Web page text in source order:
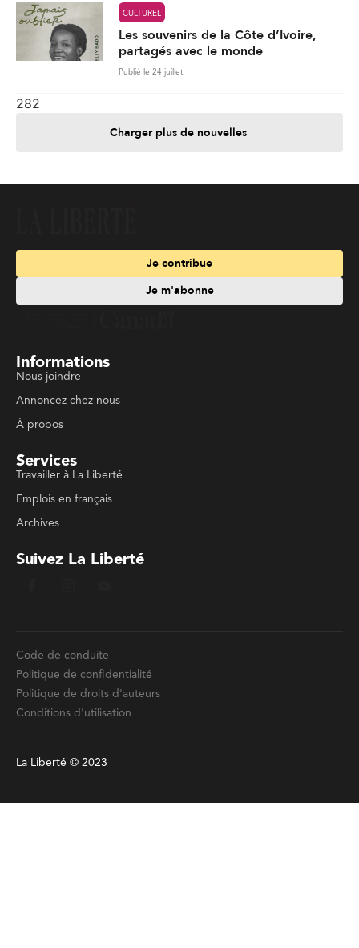
CULTUREL
Les souvenirs de la Côte d’Ivoire,
partagés avec le monde
Publié le 24 juillet
282
Charger plus de nouvelles
Je contribue
Je m'abonne
Informations
Nous joindre
Annoncez chez nous
À propos
Services
Travailler à La Liberté
Emplois en français
Archives
Suivez La Liberté
Code de conduite
Politique de confidentialité
Politique de droits d'auteurs
Conditions d'utilisation
La Liberté © 2023